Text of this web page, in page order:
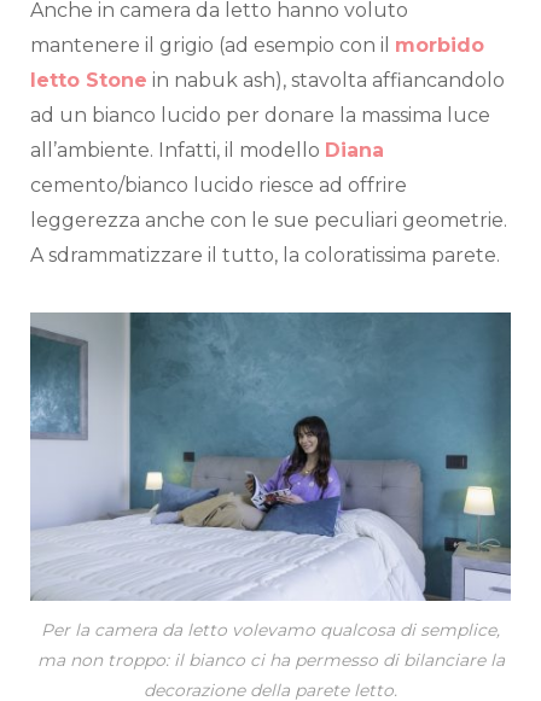
Anche in camera da letto hanno voluto
mantenere il grigio (ad esempio con il morbido
letto Stone in nabuk ash), stavolta affiancandolo
ad un bianco lucido per donare la massima luce
all’ambiente. Infatti, il modello Diana
cemento/bianco lucido riesce ad offrire
leggerezza anche con le sue peculiari geometrie.
A sdrammatizzare il tutto, la coloratissima parete.
Per la camera da letto volevamo qualcosa di semplice,
ma non troppo: il bianco ci ha permesso di bilanciare la
decorazione della parete letto.